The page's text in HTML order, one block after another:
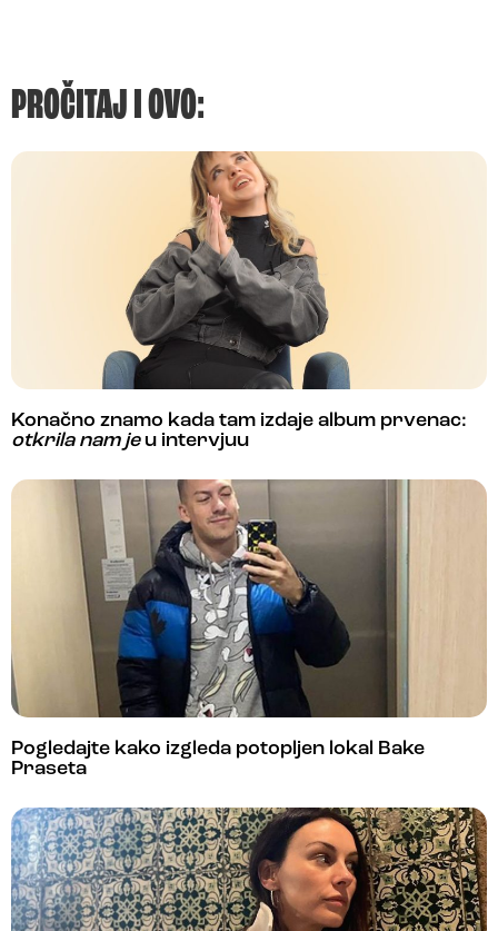
PROČITAJ I OVO:
Konačno znamo kada tam izdaje album prvenac:
otkrila nam jeu intervjuu
Pogledajte kako izgleda potopljen lokal Bake
Praseta